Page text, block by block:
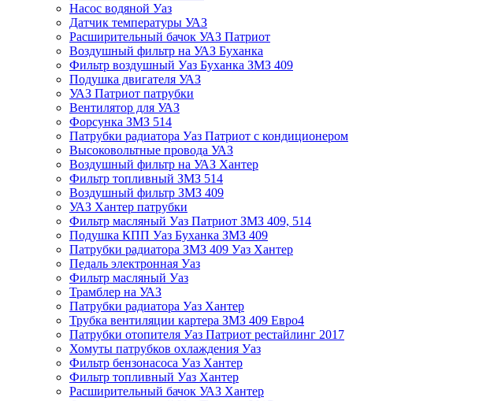
Насос водяной Уаз
Датчик температуры УАЗ
Расширительный бачок УАЗ Патриот
Воздушный фильтр на УАЗ Буханка
Фильтр воздушный Уаз Буханка ЗМЗ 409
Подушка двигателя УАЗ
УАЗ Патриот патрубки
Вентилятор для УАЗ
Форсунка ЗМЗ 514
Патрубки радиатора Уаз Патриот с кондиционером
Высоковольтные провода УАЗ
Воздушный фильтр на УАЗ Хантер
Фильтр топливный ЗМЗ 514
Воздушный фильтр ЗМЗ 409
УАЗ Хантер патрубки
Фильтр масляный Уаз Патриот ЗМЗ 409, 514
Подушка КПП Уаз Буханка ЗМЗ 409
Патрубки радиатора ЗМЗ 409 Уаз Хантер
Педаль электронная Уаз
Фильтр масляный Уаз
Трамблер на УАЗ
Патрубки радиатора Уаз Хантер
Трубка вентиляции картера ЗМЗ 409 Евро4
Патрубки отопителя Уаз Патриот рестайлинг 2017
Хомуты патрубков охлаждения Уаз
Фильтр бензонасоса Уаз Хантер
Фильтр топливный Уаз Хантер
Расширительный бачок УАЗ Хантер